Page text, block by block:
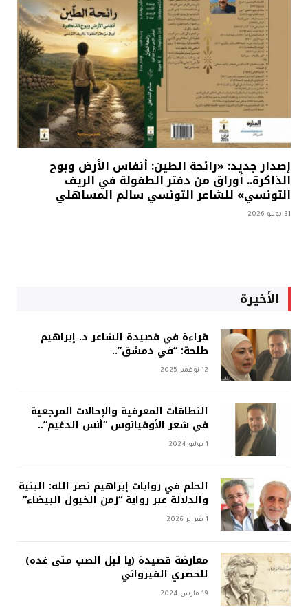
إصدار جديد: «رائحة الطين: أنفاس الأرض وبوح
الذاكرة.. أوراق من دفتر الطفولة في الريف
التونسي» للشاعر التونسي سالم المساهلي
31 يوليو 2026
الأخيرة
قراءة في قصيدة الشاعر د. إبراهيم
طلحة: “في دمشق”..
12 نوفمبر 2025
النطاقات المعرفية والإحالات المرجعية
في شعر الأوقيانوس “أنس الدغيم”..
1 يوليو 2024
الحلم في روايات إبراهيم نصر الله: البنية
والدلالة عبر رواية “زمن الخيول البيضاء”
1 فبراير 2026
معارضة قصيدة (يا ليل الصب متى غده)
للحصري القيرواني
19 مارس 2024